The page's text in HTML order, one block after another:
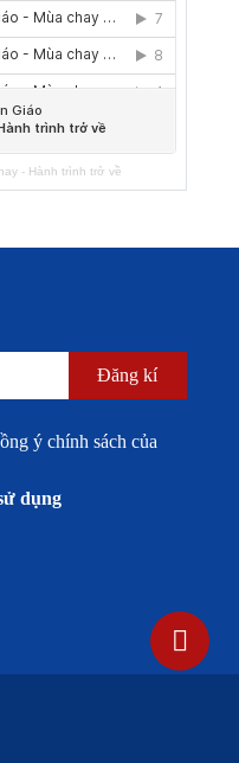
- Hành trình trở về
Đăng kí
ý chính sách của
dụng